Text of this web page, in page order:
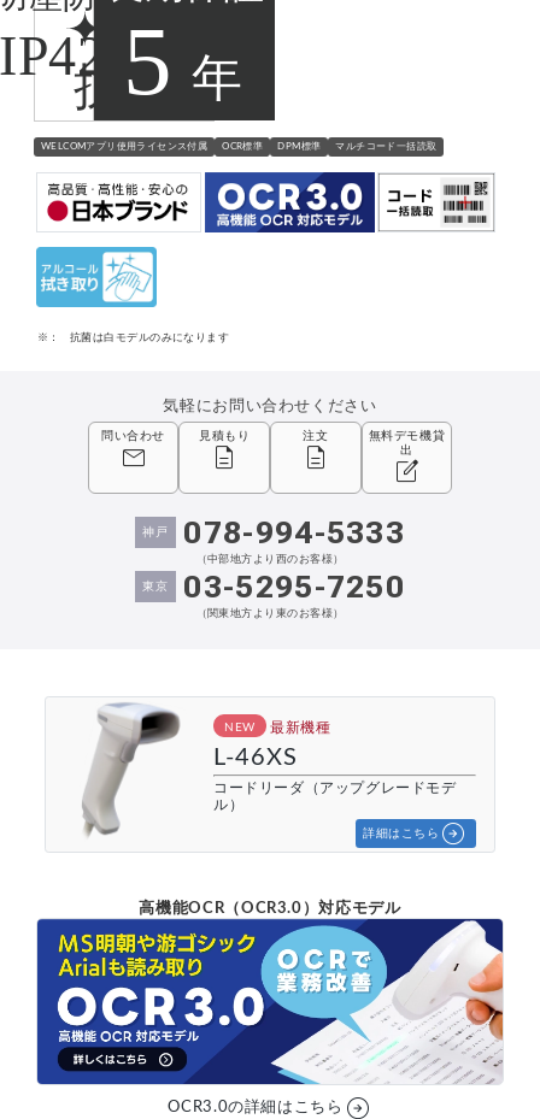
WELCOMアプリ使用ライセンス付属 OCR標準 DPM標準 マルチコード一括読取
※： 抗菌は白モデルのみになります
気軽にお問い合わせください
問い合わせ
mail
見積もり
description
注文
description
無料デモ機貸
出
edit_square
神戸 078-994-5333
（中部地方より西のお客様）
東京 03-5295-7250
（関東地方より東のお客様）
NEW 最新機種
L-46XS
コードリーダ（アップグレードモデ
ル）
詳細はこちら arrow_circle_right
高機能OCR（OCR3.0）対応モデル
OCR3.0の詳細はこちら arrow_circle_right